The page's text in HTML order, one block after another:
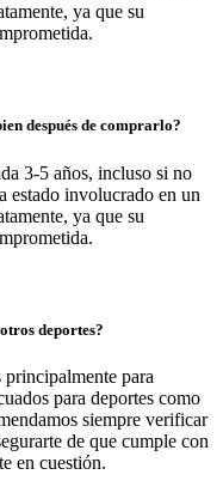
ya que su
después de comprarlo?
3-5 años, incluso si no
estado involucrado en un
ya que su
deportes?
principalmente para
para deportes como
siempre verificar
de que cumple con
en cuestión.